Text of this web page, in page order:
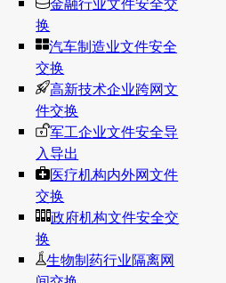
换
汽车制造业文件安全
交换
高新技术企业跨网文
件交换
军工企业文件安全导
入导出
医疗机构内外网文件
交换
政府机构文件安全交
换
生物制药行业隔离网